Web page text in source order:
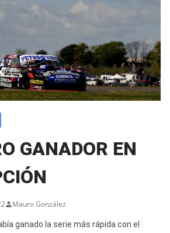
GANADOR EN
Mauro González
ganado la serie más rápida con el